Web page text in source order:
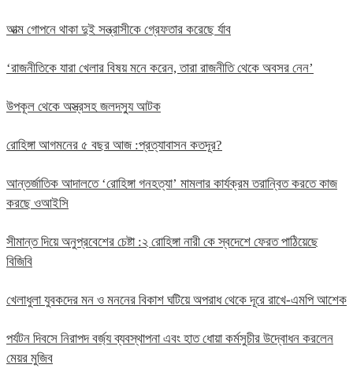
আত্ম গোপনে থাকা দুই সন্ত্রাসীকে গ্রেফতার করেছে র্যাব
‘রাজনীতিকে যারা খেলার বিষয় মনে করেন, তারা রাজনীতি থেকে অবসর নেন’
উপকূল থেকে অস্ত্রসহ জলদস্যু আটক
রোহিঙ্গা আগমনের ৫ বছর আজ :প্রত্যাবাসন কতদূর?
আন্তর্জাতিক আদালতে ‘রোহিঙ্গা গনহত্যা’ মামলার কার্যক্রম তরান্বিত করতে কাজ
করছে ওআইসি
সীমান্ত দিয়ে অনুপ্রবেশের চেষ্টা :২ রোহিঙ্গা নারী কে স্বদেশে ফেরত পাঠিয়েছে
বিজিবি
খেলাধুলা যুবকদের মন ও মননের বিকাশ ঘটিয়ে অপরাধ থেকে দূরে রাখে-এমপি আশেক
পর্যটন দিবসে নিরাপদ বর্জ্য ব্যবস্থাপনা এবং হাত ধোয়া কর্মসুচীর উদ্বোধন করলেন
মেয়র মুজিব